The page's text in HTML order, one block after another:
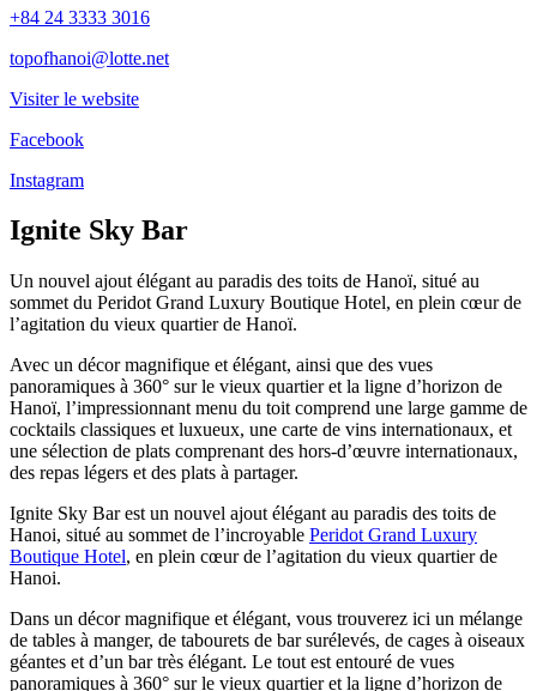
+84 24 3333 3016
topofhanoi@lotte.net
Visiter le website
Facebook
Instagram
Ignite Sky Bar
Un nouvel ajout élégant au paradis des toits de Hanoï, situé au
sommet du Peridot Grand Luxury Boutique Hotel, en plein cœur de
l’agitation du vieux quartier de Hanoï.
Avec un décor magnifique et élégant, ainsi que des vues
panoramiques à 360° sur le vieux quartier et la ligne d’horizon de
Hanoï, l’impressionnant menu du toit comprend une large gamme de
cocktails classiques et luxueux, une carte de vins internationaux, et
une sélection de plats comprenant des hors-d’œuvre internationaux,
des repas légers et des plats à partager.
Ignite Sky Bar est un nouvel ajout élégant au paradis des toits de
Hanoi, situé au sommet de l’incroyable Peridot Grand Luxury
Boutique Hotel, en plein cœur de l’agitation du vieux quartier de
Hanoi.
Dans un décor magnifique et élégant, vous trouverez ici un mélange
de tables à manger, de tabourets de bar surélevés, de cages à oiseaux
géantes et d’un bar très élégant. Le tout est entouré de vues
panoramiques à 360° sur le vieux quartier et la ligne d’horizon de